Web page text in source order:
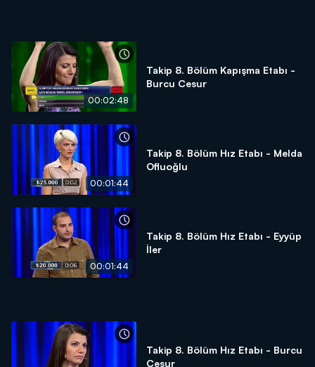
00:02:48
Takip 8. Bölüm Kapışma Etabı -
Burcu Cesur
00:01:44
Takip 8. Bölüm Hız Etabı - Melda
Ofluoğlu
00:01:44
Takip 8. Bölüm Hız Etabı - Eyyüp
İler
Takip 8. Bölüm Hız Etabı - Burcu
Cesur